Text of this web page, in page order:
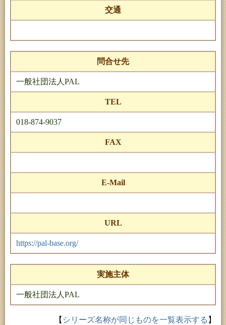
交通
問合せ先
一般社団法人PAL
TEL
018-874-9037
FAX
E-Mail
URL
https://pal-base.org/
実施主体
一般社団法人PAL
【 シリーズ名称が同じものを一覧表示する 】